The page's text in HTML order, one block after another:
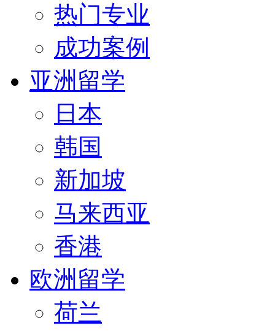
热门专业
成功案例
亚洲留学
日本
韩国
新加坡
马来西亚
香港
欧洲留学
荷兰